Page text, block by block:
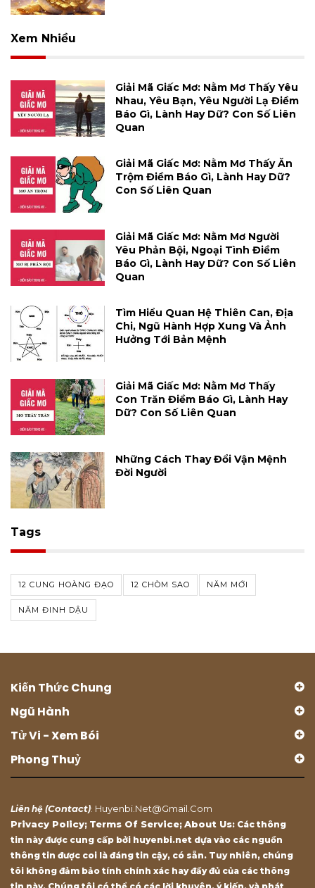
Xem Nhiều
Giải Mã Giấc Mơ: Nằm Mơ Thấy Yêu
Nhau, Yêu Bạn, Yêu Người Lạ Điềm
Báo Gì, Lành Hay Dữ? Con Số Liên
Quan
Giải Mã Giấc Mơ: Nằm Mơ Thấy Ăn
Trộm Điềm Báo Gì, Lành Hay Dữ?
Con Số Liên Quan
Giải Mã Giấc Mơ: Nằm Mơ Người
Yêu Phản Bội, Ngoại Tình Điềm
Báo Gì, Lành Hay Dữ? Con Số Liên
Quan
Tìm Hiểu Quan Hệ Thiên Can, Địa
Chi, Ngũ Hành Hợp Xung Và Ảnh
Hưởng Tới Bản Mệnh
Giải Mã Giấc Mơ: Nằm Mơ Thấy
Con Trăn Điềm Báo Gì, Lành Hay
Dữ? Con Số Liên Quan
Những Cách Thay Đổi Vận Mệnh
Đời Người
Tags
12 CUNG HOÀNG ĐẠO 12 CHÒM SAO NĂM MỚI
NĂM ĐINH DẬU
Kiến Thức Chung
Ngũ Hành
Tử Vi - Xem Bói
Phong Thuỷ
Liên hệ (Contact): Huyenbi.net@gmail.com
Privacy Policy; Terms Of Service; About Us: Các thông
tin này được cung cấp bởi huyenbi.net dựa vào các nguồn
thông tin được coi là đáng tin cậy, có sẵn. Tuy nhiên, chúng
tôi không đảm bảo tính chính xác hay đầy đủ của các thông